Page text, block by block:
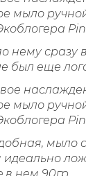
нему сразу
был еще
мыло